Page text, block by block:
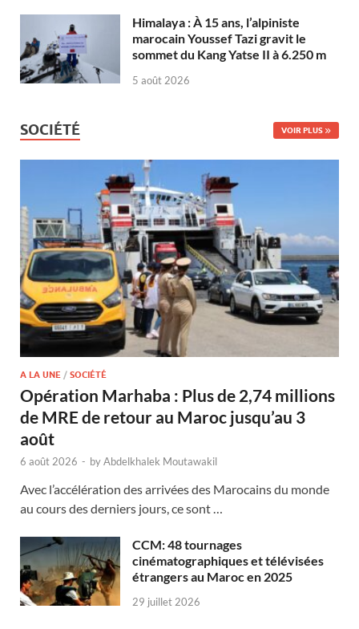
Himalaya : À 15 ans, l’alpiniste
marocain Youssef Tazi gravit le
sommet du Kang Yatse II à 6.250 m
5 août 2026
SOCIÉTÉ VOIR PLUS
A LA UNE / SOCIÉTÉ
Opération Marhaba : Plus de 2,74 millions
de MRE de retour au Maroc jusqu’au 3
août
6 août 2026 - byAbdelkhalek Moutawakil
Avec l’accélération des arrivées des Marocains du monde
au cours des derniers jours, ce sont …
CCM: 48 tournages
cinématographiques et télévisées
étrangers au Maroc en 2025
29 juillet 2026